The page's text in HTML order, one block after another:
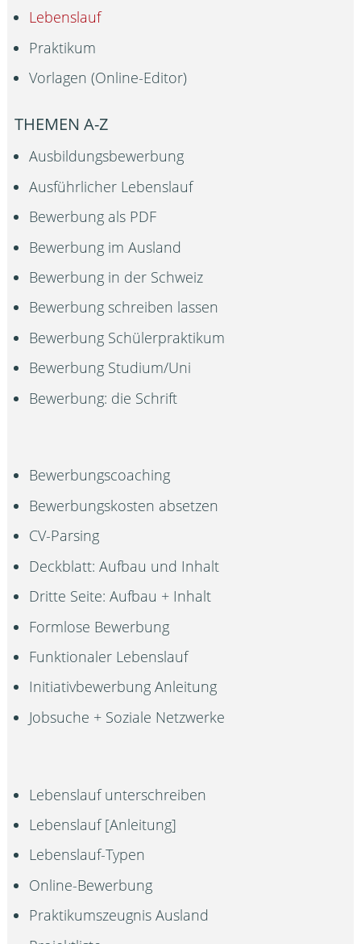
Lebenslauf
Praktikum
Vorlagen (Online-Editor)
THEMEN A-Z
Ausbildungsbewerbung
Ausführlicher Lebenslauf
Bewerbung als PDF
Bewerbung im Ausland
Bewerbung in der Schweiz
Bewerbung schreiben lassen
Bewerbung Schülerpraktikum
Bewerbung Studium/Uni
Bewerbung: die Schrift
Bewerbungscoaching
Bewerbungskosten absetzen
CV-Parsing
Deckblatt: Aufbau und Inhalt
Dritte Seite: Aufbau + Inhalt
Formlose Bewerbung
Funktionaler Lebenslauf
Initiativbewerbung Anleitung
Jobsuche + Soziale Netzwerke
Lebenslauf unterschreiben
Lebenslauf [Anleitung]
Lebenslauf-Typen
Online-Bewerbung
Praktikumszeugnis Ausland